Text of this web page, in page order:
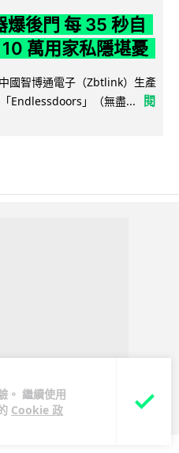
。 繼續使用
Cookie 政
後門 每 35 秒自
萬用家私隱堪憂
國智博通電子（Zbtlink）生產
Endlessdoors」（無盡...
閱